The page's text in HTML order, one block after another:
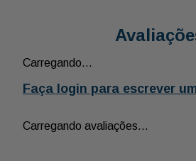
Carregando…
Faça login para escrever
Carregando avaliações…